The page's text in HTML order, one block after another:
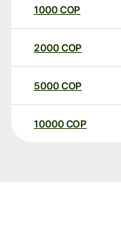
1000COP
2000COP
5000COP
10000 COP